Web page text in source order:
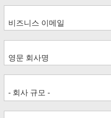
Cardinal Health:
적인 역할을 하는